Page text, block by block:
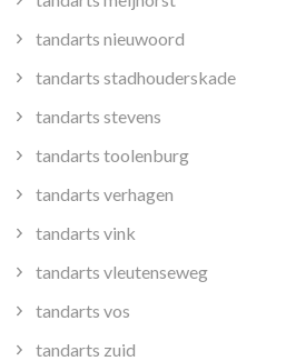
tandarts nieuwoord
tandarts stadhouderskade
tandarts stevens
tandarts toolenburg
tandarts verhagen
tandarts vink
tandarts vleutenseweg
tandarts vos
tandarts zuid